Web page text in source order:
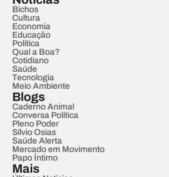
Bichos
Cultura
Economia
Educação
Política
Qual a Boa?
Cotidiano
Saúde
Tecnologia
Meio Ambiente
Blogs
Caderno Animal
Conversa Política
Pleno Poder
Sílvio Osias
Saúde Alerta
Mercado em Movimento
Papo Íntimo
Mais